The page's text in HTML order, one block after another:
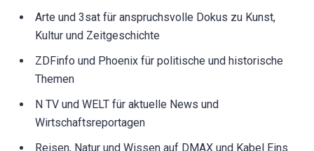
Arte und 3sat für anspruchsvolle Dokus zu Kunst,
Kultur und Zeitgeschichte
ZDFinfo und Phoenix für politische und historische
Themen
N TV und WELT für aktuelle News und
Wirtschaftsreportagen
Reisen, Natur und Wissen auf DMAX und Kabel Eins